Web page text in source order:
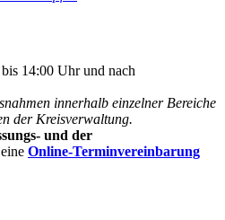
14:00 Uhr und nach
innerhalb einzelner Bereiche
der Kreisverwaltung.
und der
Online-Terminvereinbarung